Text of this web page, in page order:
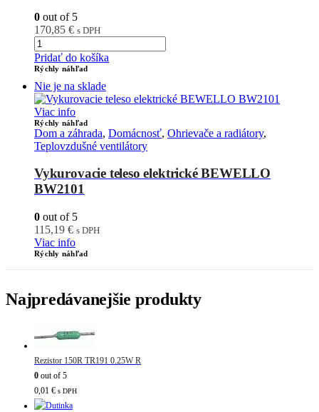
0 out of 5
170,85 € s DPH
Pridať do košíka
Rýchly náhľad
Nie je na sklade
Viac info
Rýchly náhľad
Dom a záhrada, Domácnosť, Ohrievače a radiátory,
Teplovzdušné ventilátory
Vykurovacie teleso elektrické BEWELLO
BW2101
0 out of 5
115,19 € s DPH
Viac info
Rýchly náhľad
Najpredávanejšie produkty
Rezistor 150R TR191 0.25W R
0 out of 5
0,01 € s DPH